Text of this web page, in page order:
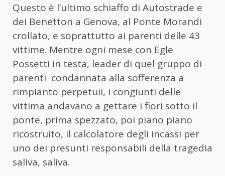
Questo è l’ultimo schiaffo di Autostrade e
dei Benetton a Genova, al Ponte Morandi
crollato, e soprattutto ai parenti delle 43
vittime. Mentre ogni mese con Egle
Possetti in testa, leader di quel gruppo di
parenti condannata alla sofferenza a
rimpianto perpetuii, i congiunti delle
vittima andavano a gettare i fiori sotto il
ponte, prima spezzato, poi piano piano
ricostruito, il calcolatore degli incassi per
uno dei presunti responsabili della tragedia
saliva, saliva.